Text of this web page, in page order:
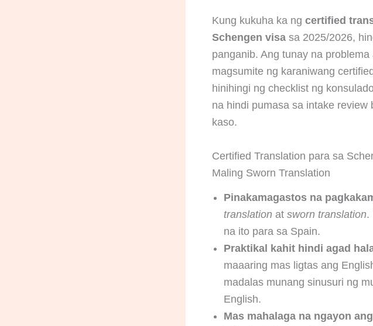
Kung kukuha ka ng certified
Schengen visa sa 2025/2026,
panganib. Ang tunay na
magsumite ng karaniwang
hinihingi ng checklist ng
na hindi pumasa sa intake
kaso.
Certified Translation para sa
Maling Sworn Translation
Pinakamagastos na
translation at sworn translation.
na ito para sa Spain.
Praktikal kahit hindi agad
maaaring mas ligtas ang
madalas munang sinusuri ng
English.
Mas mahalaga na ngayon